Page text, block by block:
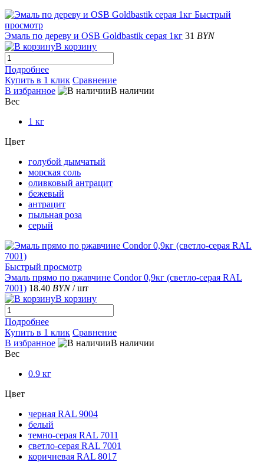
Быстрый
просмотр
Эмаль по дереву и OSB Goldbastik серая 1кг 31 BYN
В корзину
Подробнее
Купить в 1 клик Сравнение
В избранное
В наличии
Вес
1 кг
Цвет
голубой дымчатый
морская соль
оливковый антрацит
бежевый
антрацит
пыльная роза
серый
Быстрый просмотр
Эмаль прямо по ржавчине Condor 0,9кг (светло-серая RAL
7001) 18.40 BYN / шт
В корзину
Подробнее
Купить в 1 клик Сравнение
В избранное
В наличии
Вес
0.9 кг
Цвет
черная RAL 9004
белый
темно-серая RAL 7011
светло-серая RAL 7001
коричневая RAL 8017